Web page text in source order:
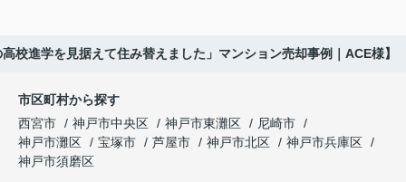
趣味を楽しむ時間が増えました。
これからの暮らしを前向きに考えられるようにな
「立地も良く、長期保有したい物件です。」
と話され、このビルを大切に運営してくださること
になりました。
「レ・ジェイド西宮北口」の査定だけでなく、新居
購入とのタイミングや資金計画についても丁寧に説
明してくださいました。
校進学を見据えて住み替えました」マンション売却事例｜ACE様】
市区町村から探す
西宮市
神戸市中央区 神戸市東灘区
尼崎市
神戸市灘区
宝塚市 芦屋市 神戸市北区
神戸市兵庫区
神戸市須磨区